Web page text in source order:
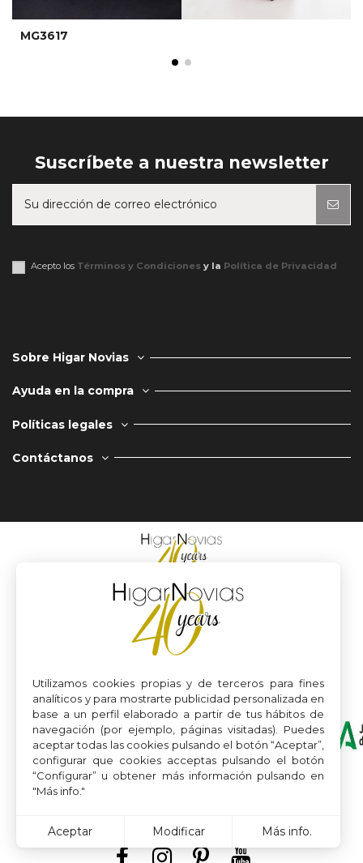
MG3617
Suscríbete a nuestra newsletter
Acepto los Términos y Condiciones y la Política de Privacidad
Sobre Higar Novias
Ayuda en la compra
Políticas legales
Contáctanos
Utilizamos cookies propias y de terceros para fines
analíticos y para mostrarte publicidad personalizada en
base a un perfil elaborado a partir de tus hábitos de
navegación (por ejemplo, páginas visitadas). Puedes
aceptar todas las cookies pulsando el botón “Aceptar”,
configurar que cookies acceptas pulsando el botón
“Configurar” u obtener más información pulsando en
"Más info."
Aceptar Modificar Más info.